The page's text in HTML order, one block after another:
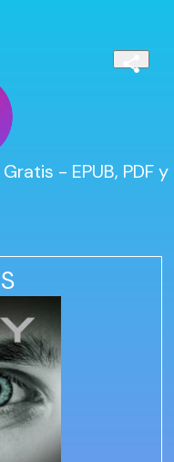
- EPUB, PDF y